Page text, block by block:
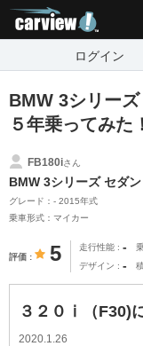
ログイン
BMW 3シリー
５年乗ってみた
FB180iさん
BMW 3シリーズ セダン
グレード：- 2015年式
乗車形式：マイカー
評価 5 走行性能 -
デザイン -
３２０ⅰ（F30)
2020.1.26